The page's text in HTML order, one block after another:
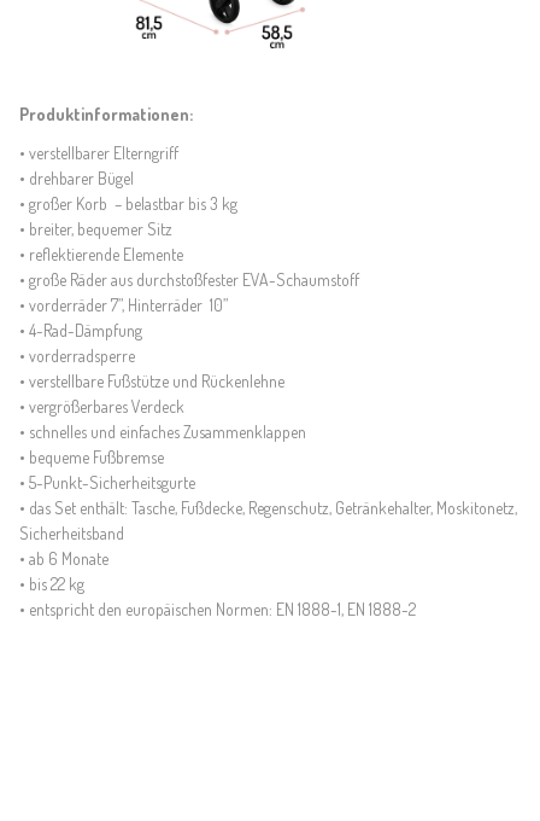
Produktinformationen:
• verstellbarer Elterngriff
• drehbarer Bügel
• großer Korb – belastbar bis 3 kg
• breiter, bequemer Sitz
• reflektierende Elemente
• große Räder aus durchstoßfester EVA-Schaumstoff
• vorderräder 7”, Hinterräder 10”
• 4-Rad-Dämpfung
• vorderradsperre
• verstellbare Fußstütze und Rückenlehne
• vergrößerbares Verdeck
• schnelles und einfaches Zusammenklappen
• bequeme Fußbremse
• 5-Punkt-Sicherheitsgurte
• das Set enthält: Tasche, Fußdecke, Regenschutz, Getränkehalter, Moskitonetz,
Sicherheitsband
• ab 6 Monate
• bis 22 kg
• entspricht den europäischen Normen: EN 1888-1, EN 1888-2